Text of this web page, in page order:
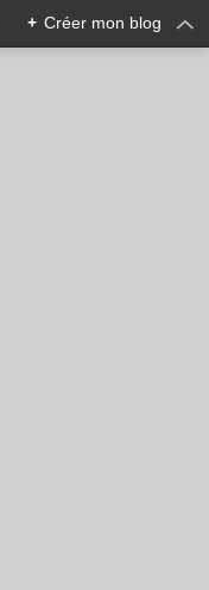
+ Créer mon blog